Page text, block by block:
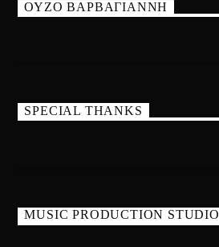
ΟΥΖΟ ΒΑΡΒΑΓΙΑΝΝΗ
SPECIAL THANKS
MUSIC PRODUCTION STUDIO